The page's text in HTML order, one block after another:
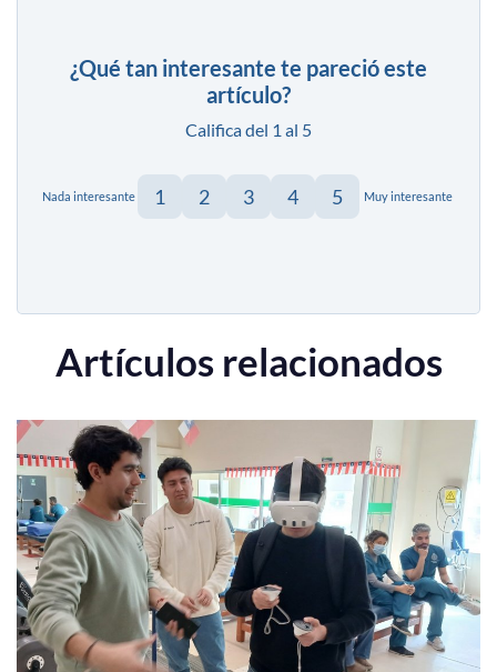
¿Qué tan interesante te pareció este
artículo?
Califica del 1 al 5
Nada interesante 1 2 3 4 5 Muy interesante
Artículos relacionados